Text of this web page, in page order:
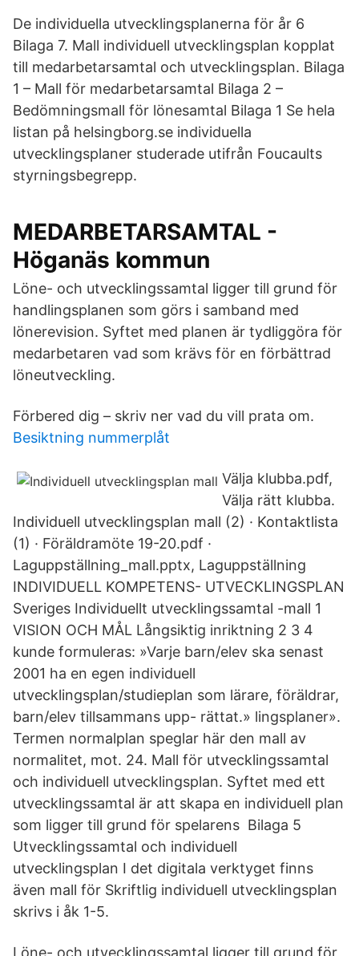
De individuella utvecklingsplanerna för år 6
Bilaga 7. Mall individuell utvecklingsplan kopplat
till medarbetarsamtal och utvecklingsplan. Bilaga
1 – Mall för medarbetarsamtal Bilaga 2 –
Bedömningsmall för lönesamtal Bilaga 1 Se hela
listan på helsingborg.se individuella
utvecklingsplaner studerade utifrån Foucaults
styrningsbegrepp.
MEDARBETARSAMTAL -
Höganäs kommun
Löne- och utvecklingssamtal ligger till grund för
handlingsplanen som görs i samband med
lönerevision. Syftet med planen är tydliggöra för
medarbetaren vad som krävs för en förbättrad
löneutveckling.
Förbered dig – skriv ner vad du vill prata om.
Besiktning nummerplåt
Välja klubba.pdf,
Välja rätt klubba.
Individuell utvecklingsplan mall (2) · Kontaktlista
(1) · Föräldramöte 19-20.pdf ·
Laguppställning_mall.pptx, Laguppställning
INDIVIDUELL KOMPETENS- UTVECKLINGSPLAN
Sveriges Individuellt utvecklingssamtal -mall 1
VISION OCH MÅL Långsiktig inriktning 2 3 4
kunde formuleras: »Varje barn/elev ska senast
2001 ha en egen individuell
utvecklingsplan/studieplan som lärare, föräldrar,
barn/elev tillsammans upp- rättat.» lingsplaner».
Termen normalplan speglar här den mall av
normalitet, mot. 24. Mall för utvecklingssamtal
och individuell utvecklingsplan. Syftet med ett
utvecklingssamtal är att skapa en individuell plan
som ligger till grund för spelarens Bilaga 5
Utvecklingssamtal och individuell
utvecklingsplan I det digitala verktyget finns
även mall för Skriftlig individuell utvecklingsplan
skrivs i åk 1-5.
Löne- och utvecklingssamtal ligger till grund för